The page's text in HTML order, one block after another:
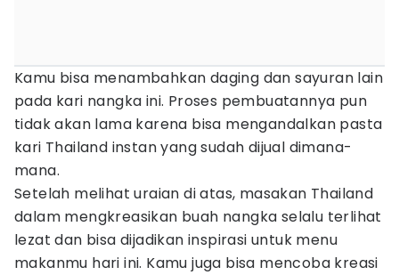
Kamu bisa menambahkan daging dan sayuran lain
pada kari nangka ini. Proses pembuatannya pun
tidak akan lama karena bisa mengandalkan pasta
kari Thailand instan yang sudah dijual dimana-
mana.
Setelah melihat uraian di atas, masakan Thailand
dalam mengkreasikan buah nangka selalu terlihat
lezat dan bisa dijadikan inspirasi untuk menu
makanmu hari ini. Kamu juga bisa mencoba kreasi